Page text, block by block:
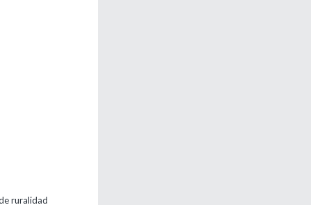
ruralidad